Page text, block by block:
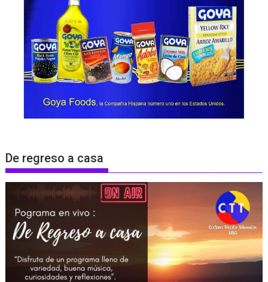
De regreso a casa